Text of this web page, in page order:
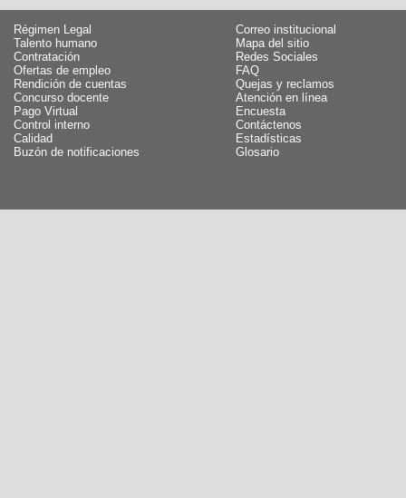
Régimen Legal
Talento humano
Contratación
Ofertas de empleo
Rendición de cuentas
Concurso docente
Pago Virtual
Control interno
Calidad
Buzón de notificaciones
Correo institucional
Mapa del sitio
Redes Sociales
FAQ
Quejas y reclamos
Atención en línea
Encuesta
Contáctenos
Estadísticas
Glosario